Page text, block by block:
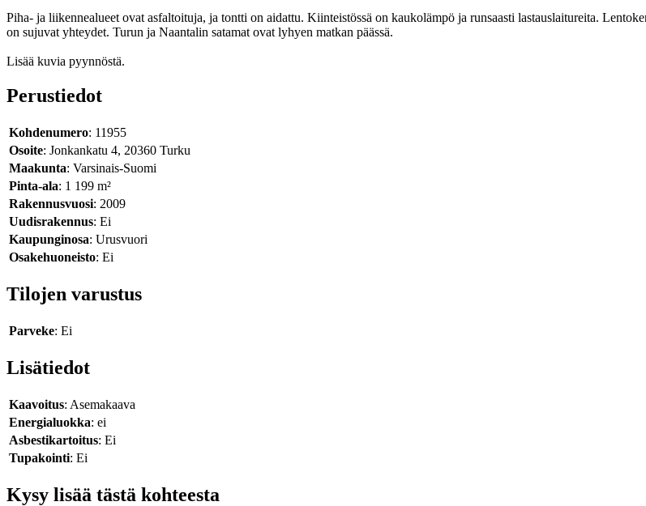
Piha- ja liikennealueet ovat asfaltoituja, ja tontti on aidattu. Kiinteistössä on kaukolämpö ja runsaasti lastauslaitureita.
on sujuvat yhteydet. Turun ja Naantalin satamat ovat lyhyen matkan päässä.
Lisää kuvia pyynnöstä.
Perustiedot
Kohdenumero: 11955
Osoite: Jonkankatu 4, 20360 Turku
Maakunta: Varsinais-Suomi
Pinta-ala: 1 199 m²
Rakennusvuosi: 2009
Uudisrakennus: Ei
Kaupunginosa: Urusvuori
Osakehuoneisto: Ei
Tilojen varustus
Parveke: Ei
Lisätiedot
Kaavoitus: Asemakaava
Energialuokka: ei
Asbestikartoitus: Ei
Tupakointi: Ei
Kysy lisää tästä kohteesta